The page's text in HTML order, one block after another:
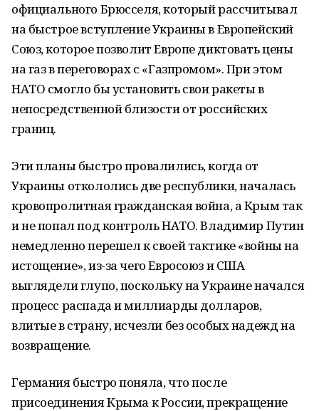
официального Брюсселя, который рассчитывал
на быстрое вступление Украины в Европейский
Союз, которое позволит Европе диктовать цены
на газ в переговорах с «Газпромом». При этом
НАТО смогло бы установить свои ракеты в
непосредственной близости от российских
границ.
Эти планы быстро провалились, когда от
Украины откололись две республики, началась
кровопролитная гражданская война, а Крым так
и не попал под контроль НАТО. Владимир Путин
немедленно перешел к своей тактике «войны на
истощение», из-за чего Евросоюз и США
выглядели глупо, поскольку на Украине начался
процесс распада и миллиарды долларов,
влитые в страну, исчезли без особых надежд на
возвращение.
Германия быстро поняла, что после
присоединения Крыма к России, прекращение